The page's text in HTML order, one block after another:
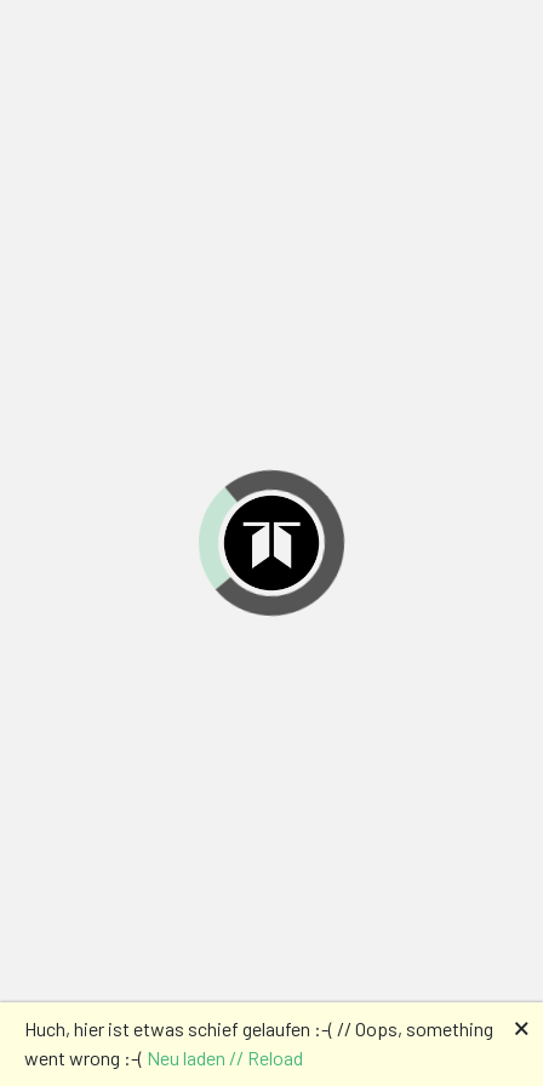
Huch, hier ist etwas schief gelaufen :-( // Oops, something
went wrong :-( Neu laden // Reload
🗙